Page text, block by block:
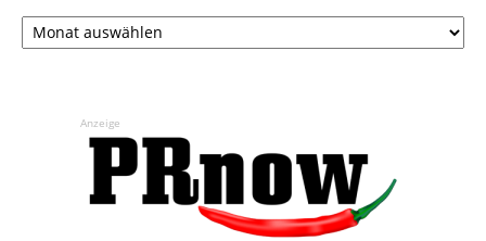
Archiv
Anzeige